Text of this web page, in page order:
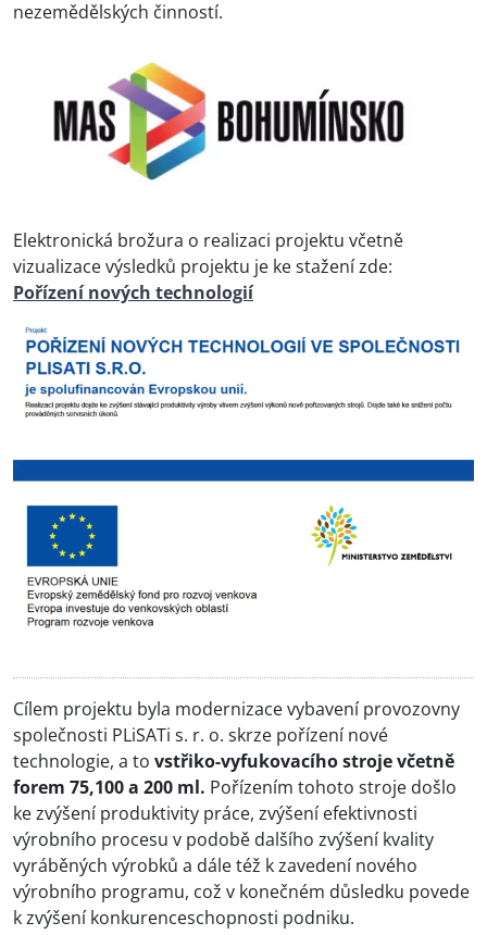
nezemědělských činností.
Elektronická brožura o realizaci projektu včetně
vizualizace výsledků projektu je ke stažení zde:
Pořízení nových technologií
Cílem projektu byla modernizace vybavení provozovny
společnosti PLiSATi s. r. o. skrze pořízení nové
technologie, a to vstřiko-vyfukovacího stroje včetně
forem 75,100 a 200 ml. Pořízením tohoto stroje došlo
ke zvýšení produktivity práce, zvýšení efektivnosti
výrobního procesu v podobě dalšího zvýšení kvality
vyráběných výrobků a dále též k zavedení nového
výrobního programu, což v konečném důsledku povede
k zvýšení konkurenceschopnosti podniku.